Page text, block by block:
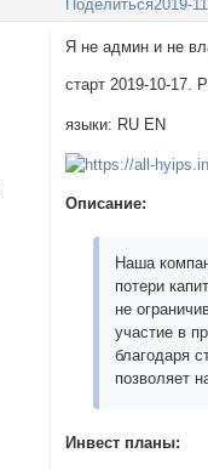
Поделиться2019-
Я не админ и не
старт 2019-10-17.
языки: RU EN
Описание:
Наша
потери
не
участие в
благодаря
позволяет
Инвест планы: